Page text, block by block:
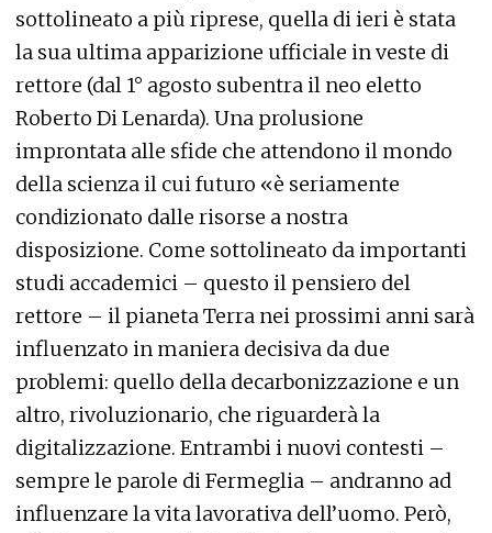
sottolineato a più riprese, quella di ieri è stata
la sua ultima apparizione ufficiale in veste di
rettore (dal 1° agosto subentra il neo eletto
Roberto Di Lenarda). Una prolusione
improntata alle sfide che attendono il mondo
della scienza il cui futuro «è seriamente
condizionato dalle risorse a nostra
disposizione. Come sottolineato da importanti
studi accademici – questo il pensiero del
rettore – il pianeta Terra nei prossimi anni sarà
influenzato in maniera decisiva da due
problemi: quello della decarbonizzazione e un
altro, rivoluzionario, che riguarderà la
digitalizzazione. Entrambi i nuovi contesti –
sempre le parole di Fermeglia – andranno ad
influenzare la vita lavorativa dell’uomo. Però,